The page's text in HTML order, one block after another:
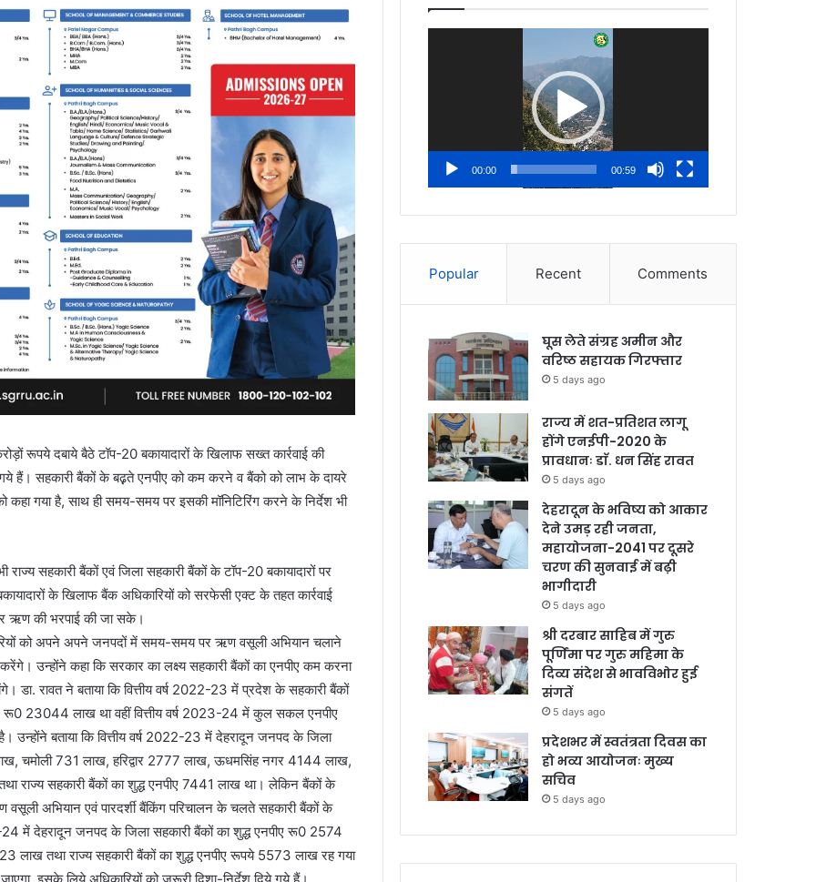
रूपये दबाये बैठे टॉप-20 बकायादारों के खिलाफ सख्त कार्रवाई की
गये हैं। सहकारी बैंकों के बढ़़ते एनपीए को कम करने व बैंको को लाभ के दायरे
गया है, साथ ही समय-समय पर इसकी मॉनिटिरिंग करने के निर्देश भी
सहकारी बैंकों एवं जिला सहकारी बैंकों के टॉप-20 बकायादारों पर
के खिलाफ बैंक अधिकारियों को सरफेसी एक्ट के तहत कार्रवाई
ऋण की भरपाई की जा सके।
को अपने अपने जनपदों में समय-समय पर ऋण वसूली अभियान चलाने
उन्होंने कहा कि सरकार का लक्ष्य सहकारी बैंकों का एनपीए कम करना
रावत ने बताया कि वित्तीय वर्ष 2022-23 में प्रदेश के सहकारी बैंकों
23044 लाख था वहीं वित्तीय वर्ष 2023-24 में कुल सकल एनपीए
बताया कि वित्तीय वर्ष 2022-23 में देहरादून जनपद के जिला
चमोली 731 लाख, हरिद्वार 2777 लाख, ऊधमसिंह नगर 4144 लाख,
राज्य सहकारी बैंकों का शुद्ध एनपीए 7441 लाख था। लेकिन बैंकों के
अभियान एवं पारदर्शी बैंकिंग परिचालन के चलते सहकारी बैंकों के
में देहरादून जनपद के जिला सहकारी बैंकों का शुद्ध एनपीए रू0 2574
लाख तथा राज्य सहकारी बैंकों का शुद्ध एनपीए रूपये 5573 लाख रह गया
00:00 00:59
Popular Recent Comments
घूस लेते संग्रह अमीन और
वरिष्ठ सहायक गिरफ्तार
5 days ago
राज्य में शत-प्रतिशत लागू
होंगे एनईपी-2020 के
प्रावधानः डाॅ. धन सिंह रावत
5 days ago
देहरादून के भविष्य को आकार
देने उमड़ रही जनता,
महायोजना-2041 पर दूसरे
चरण की सुनवाई में बढ़ी
भागीदारी
5 days ago
श्री दरबार साहिब में गुरु
पूर्णिमा पर गुरु महिमा के
दिव्य संदेश से भावविभोर हुई
संगतें
5 days ago
प्रदेशभर में स्वतंत्रता दिवस का
हो भव्य आयोजनः मुख्य
सचिव
5 days ago